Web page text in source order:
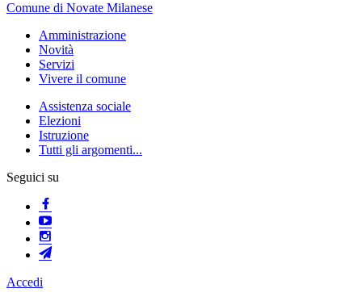
Comune di Novate Milanese
Amministrazione
Novità
Servizi
Vivere il comune
Assistenza sociale
Elezioni
Istruzione
Tutti gli argomenti...
Seguici su
Accedi